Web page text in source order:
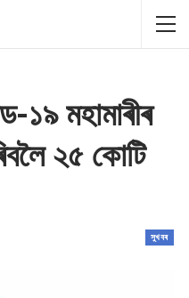
মহামাৰীৰ
২৫ কোটি
সুখবৰ